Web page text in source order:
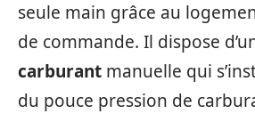
seule main grâce au
de commande. Il dispose
carburant manuelle qui
du pouce pression de